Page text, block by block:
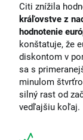
Citi znížila
kráľovstve z
hodnotenie
konštatuje, že
diskontom v
sa s
minulom
silný rast od
vedľajšiu koľaj.